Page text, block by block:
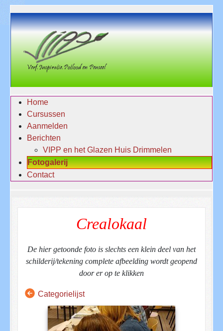
Home
Cursussen
Aanmelden
Berichten
VIPP en het Glazen Huis Drimmelen
Fotogalerij
Contact
Crealokaal
De hier getoonde foto is slechts een klein deel van het
schilderij/tekening complete afbeelding wordt geopend
door er op te klikken
Categorielijst